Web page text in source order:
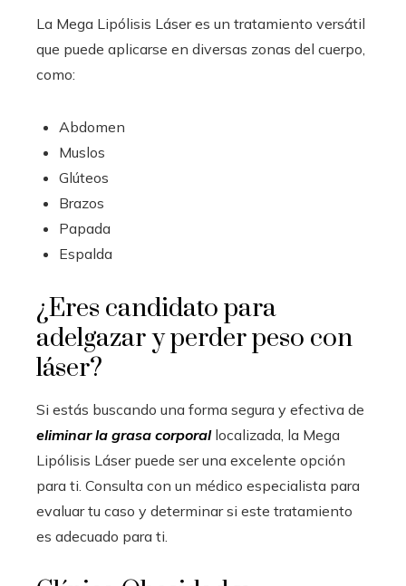
La Mega Lipólisis Láser es un tratamiento versátil
que puede aplicarse en diversas zonas del cuerpo,
como:
Abdomen
Muslos
Glúteos
Brazos
Papada
Espalda
¿Eres candidato para
adelgazar y perder peso con
láser?
Si estás buscando una forma segura y efectiva de
eliminar la grasa corporallocalizada, la Mega
Lipólisis Láser puede ser una excelente opción
para ti. Consulta con un médico especialista para
evaluar tu caso y determinar si este tratamiento
es adecuado para ti.